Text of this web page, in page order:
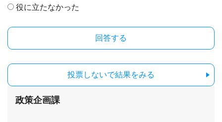
役に立たなかった
投票しないで結果をみる
政策企画課